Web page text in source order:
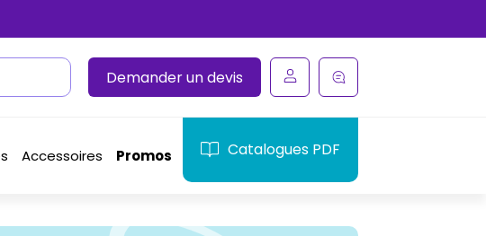
Demander un devis
Accessoires Promos Catalogues PDF